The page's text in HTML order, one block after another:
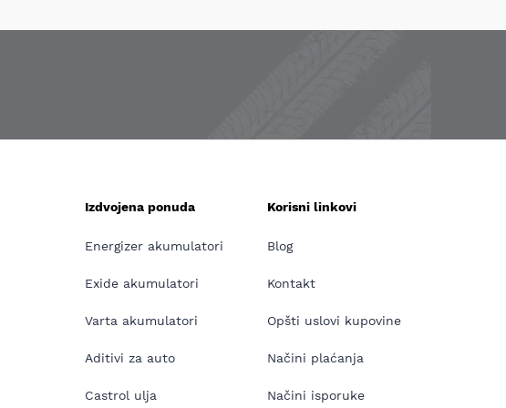
Izdvojena ponuda
Energizer akumulatori
Exide akumulatori
Varta akumulatori
Aditivi za auto
Castrol ulja
Korisni linkovi
Blog
Kontakt
Opšti uslovi kupovine
Načini plaćanja
Načini isporuke